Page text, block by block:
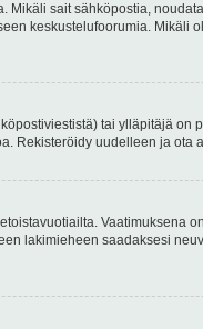
sait sähköpostia,
keskustelufoorumia. Mikäli
tai ylläpitäjä on
Rekisteröidy uudelleen ja ota
Vaatimuksena
lakimieheen saadaksesi